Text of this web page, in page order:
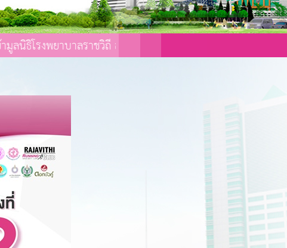
บาลราชวิถี สามารถลดหย่อนภาษีได้ 2 เท่า ปี พ.ศ. 2569